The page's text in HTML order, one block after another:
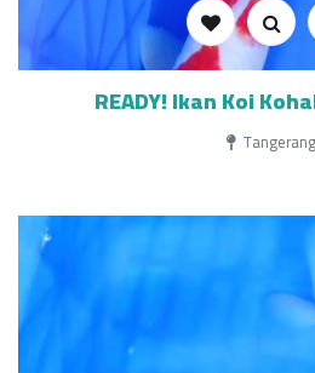
READY! Ikan Koi
Tangerang